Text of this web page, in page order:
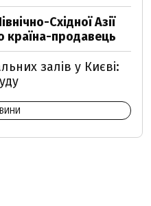
Східної Азії
країна-продавець
залів у Києві: